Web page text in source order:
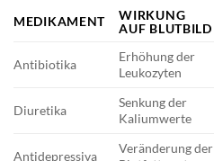
MEDIKAMENT
WIRKUNG
AUF BLUTBILD
Antibiotika
Erhöhung der
Leukozyten
Diuretika
Senkung der
Kaliumwerte
Antidepressiva
Veränderung der